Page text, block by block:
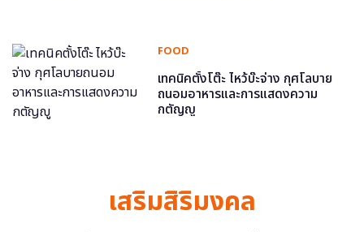
FOOD
เทคนิคตั้งโต๊ะ ไหว้บ๊ะจ่าง กุศโลบาย
ถนอมอาหารและการแสดงความ
กตัญญู
เสริมสิริมงคล